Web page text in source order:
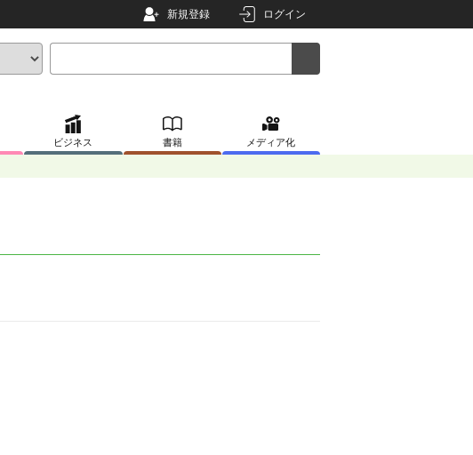
新規登録 ログイン
ビジネス 書籍 メディア化